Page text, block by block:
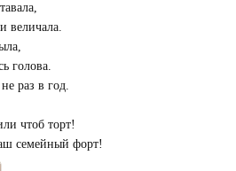
величала.
голова.
раз в год.
чтоб торт!
семейный форт!